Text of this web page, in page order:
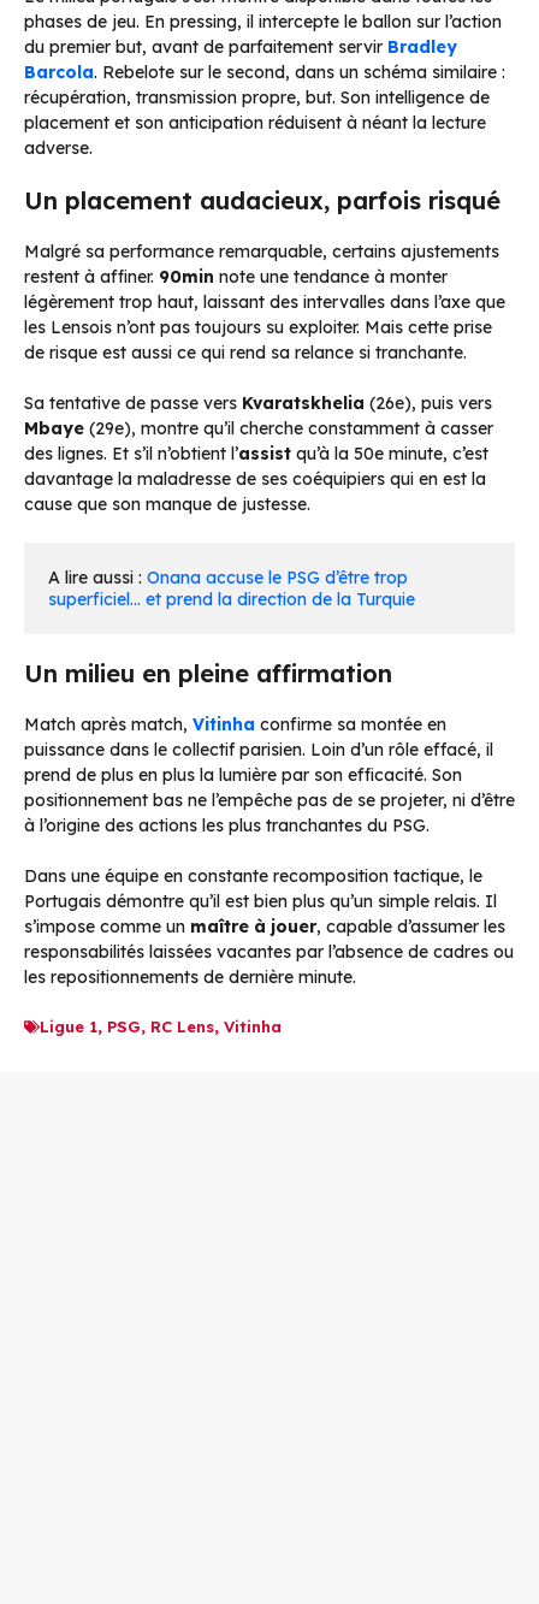
phases de jeu. En pressing, il intercepte le ballon sur l’action
du premier but, avant de parfaitement servir Bradley
Barcola. Rebelote sur le second, dans un schéma similaire :
récupération, transmission propre, but. Son intelligence de
placement et son anticipation réduisent à néant la lecture
adverse.
Un placement audacieux, parfois risqué
Malgré sa performance remarquable, certains ajustements
restent à affiner. 90min note une tendance à monter
légèrement trop haut, laissant des intervalles dans l’axe que
les Lensois n’ont pas toujours su exploiter. Mais cette prise
de risque est aussi ce qui rend sa relance si tranchante.
Sa tentative de passe vers Kvaratskhelia (26e), puis vers
Mbaye (29e), montre qu’il cherche constamment à casser
des lignes. Et s’il n’obtient l’assist qu’à la 50e minute, c’est
davantage la maladresse de ses coéquipiers qui en est la
cause que son manque de justesse.
A lire aussi : Onana accuse le PSG d’être trop
superficiel… et prend la direction de la Turquie
Un milieu en pleine affirmation
Match après match, Vitinha confirme sa montée en
puissance dans le collectif parisien. Loin d’un rôle effacé, il
prend de plus en plus la lumière par son efficacité. Son
positionnement bas ne l’empêche pas de se projeter, ni d’être
à l’origine des actions les plus tranchantes du PSG.
Dans une équipe en constante recomposition tactique, le
Portugais démontre qu’il est bien plus qu’un simple relais. Il
s’impose comme un maître à jouer, capable d’assumer les
responsabilités laissées vacantes par l’absence de cadres ou
les repositionnements de dernière minute.
Ligue 1, PSG, RC Lens, Vitinha